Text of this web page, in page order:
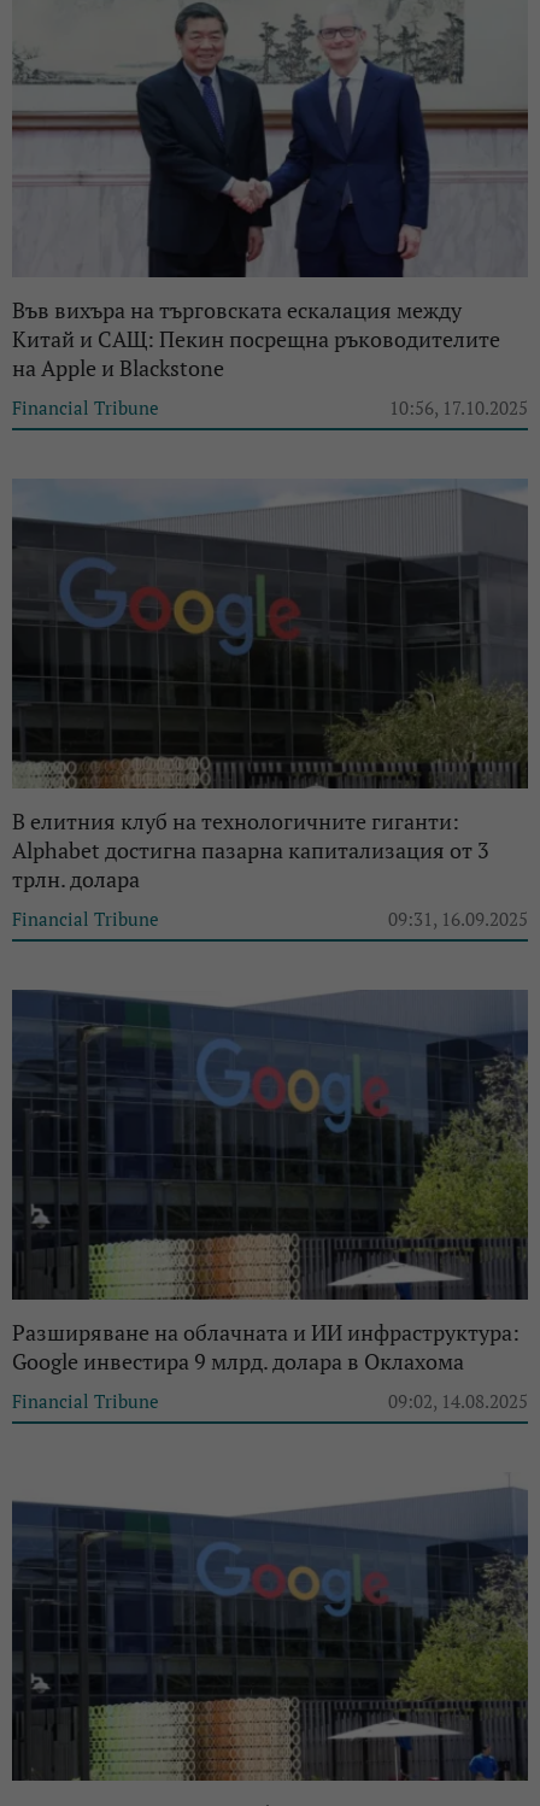
Във вихъра на търговската ескалация между
Китай и САЩ: Пекин посрещна ръководителите
на Apple и Blackstone
Financial Tribune 10:56, 17.10.2025
В елитния клуб на технологичните гиганти:
Alphabet достигна пазарна капитализация от 3
трлн. долара
Financial Tribune 09:31, 16.09.2025
Разширяване на облачната и ИИ инфраструктура:
Google инвестира 9 млрд. долара в Оклахома
Financial Tribune 09:02, 14.08.2025